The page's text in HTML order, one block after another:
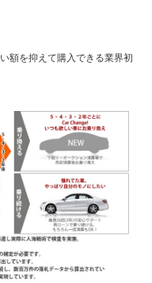
額を抑えて購入できる業界初